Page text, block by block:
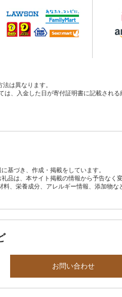
は異なります。
、入金した日が寄付証明書に記載される
基づき、作成・掲載をしています。
品は、本サイト掲載の情報から予告なく
、栄養成分、アレルギー情報、添加物
お問い合わせ